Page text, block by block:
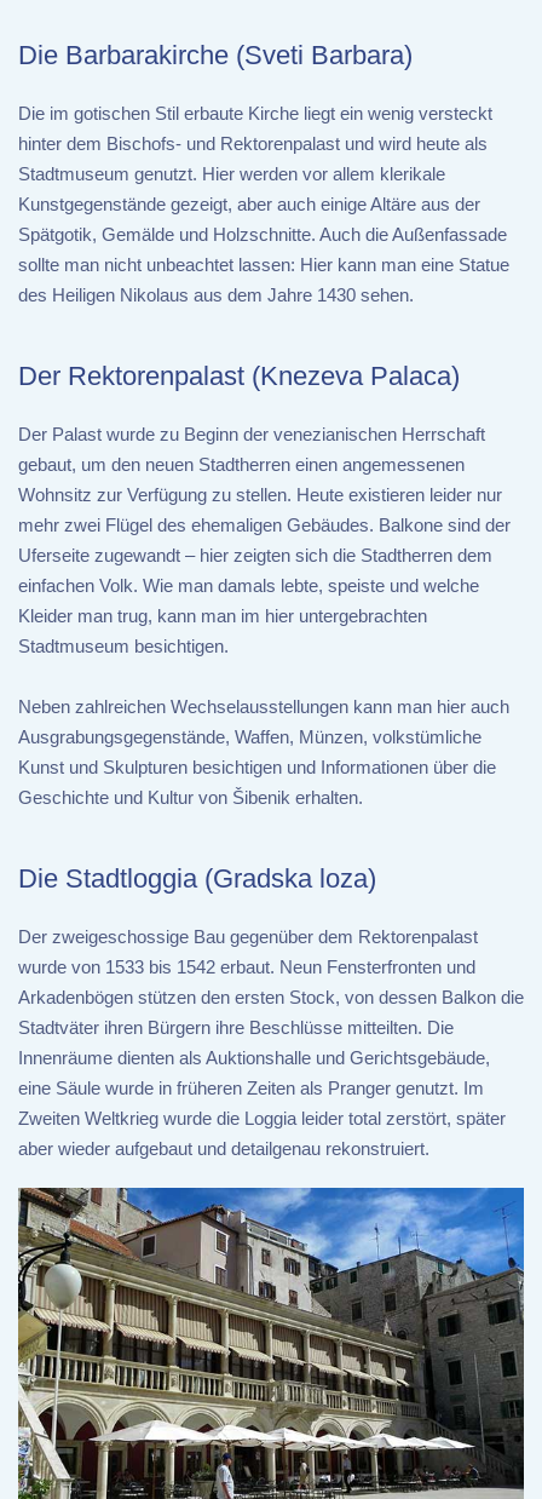
Die Barbarakirche (Sveti Barbara)
Die im gotischen Stil erbaute Kirche liegt ein wenig versteckt
hinter dem Bischofs- und Rektorenpalast und wird heute als
Stadtmuseum genutzt. Hier werden vor allem klerikale
Kunstgegenstände gezeigt, aber auch einige Altäre aus der
Spätgotik, Gemälde und Holzschnitte. Auch die Außenfassade
sollte man nicht unbeachtet lassen: Hier kann man eine Statue
des Heiligen Nikolaus aus dem Jahre 1430 sehen.
Der Rektorenpalast (Knezeva Palaca)
Der Palast wurde zu Beginn der venezianischen Herrschaft
gebaut, um den neuen Stadtherren einen angemessenen
Wohnsitz zur Verfügung zu stellen. Heute existieren leider nur
mehr zwei Flügel des ehemaligen Gebäudes. Balkone sind der
Uferseite zugewandt – hier zeigten sich die Stadtherren dem
einfachen Volk. Wie man damals lebte, speiste und welche
Kleider man trug, kann man im hier untergebrachten
Stadtmuseum besichtigen.
Neben zahlreichen Wechselausstellungen kann man hier auch
Ausgrabungsgegenstände, Waffen, Münzen, volkstümliche
Kunst und Skulpturen besichtigen und Informationen über die
Geschichte und Kultur von Šibenik erhalten.
Die Stadtloggia (Gradska loza)
Der zweigeschossige Bau gegenüber dem Rektorenpalast
wurde von 1533 bis 1542 erbaut. Neun Fensterfronten und
Arkadenbögen stützen den ersten Stock, von dessen Balkon die
Stadtväter ihren Bürgern ihre Beschlüsse mitteilten. Die
Innenräume dienten als Auktionshalle und Gerichtsgebäude,
eine Säule wurde in früheren Zeiten als Pranger genutzt. Im
Zweiten Weltkrieg wurde die Loggia leider total zerstört, später
aber wieder aufgebaut und detailgenau rekonstruiert.